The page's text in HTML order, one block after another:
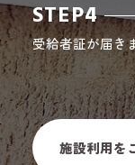
STEP4
受給者証が届き
施設利用を